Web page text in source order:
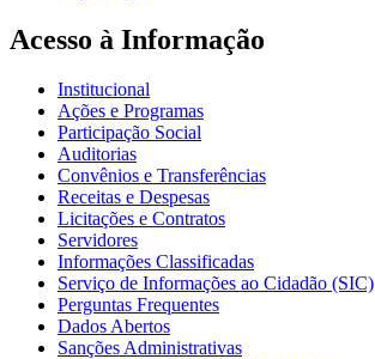
Acesso à Informação
Institucional
Ações e Programas
Participação Social
Auditorias
Convênios e Transferências
Receitas e Despesas
Licitações e Contratos
Servidores
Informações Classificadas
Serviço de Informações ao Cidadão (SIC)
Perguntas Frequentes
Dados Abertos
Sanções Administrativas